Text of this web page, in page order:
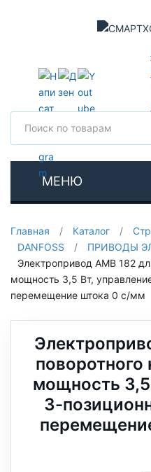
МЕНЮ
Главная / Каталог /
DANFOSS
/ ПРИВОДЫ
Электропривод AMB 182
мощность 3,5 Вт,
перемещение штока 0 с/мм
поворотного
мощность 3,5
3-